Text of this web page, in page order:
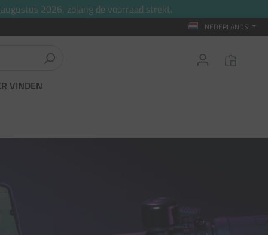
2026, zolang de voorraad strekt.
NEDERLANDS
VINDEN